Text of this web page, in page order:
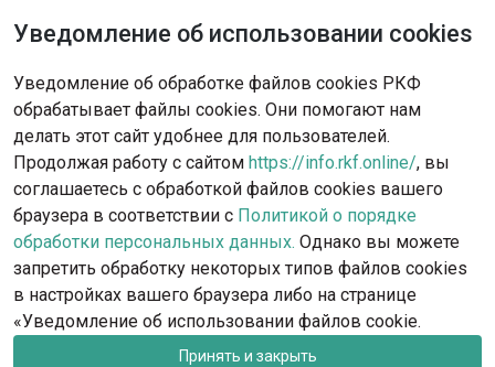
Опишите ситуацию - наша команда
Обратиться в поддержку
Уведомление об использовании cookies
Уведомление об обработке файлов cookies РКФ
обрабатывает файлы cookies. Они помогают нам
делать этот сайт удобнее для пользователей.
Продолжая работу с сайтом https://info.rkf.online/, вы
соглашаетесь с обработкой файлов cookies вашего
браузера в соответствии с Политикой о порядке
обработки персональных данных. Однако вы можете
запретить обработку некоторых типов файлов cookies
в настройках вашего браузера либо на странице
«Уведомление об использовании файлов cookie.
Принять и закрыть